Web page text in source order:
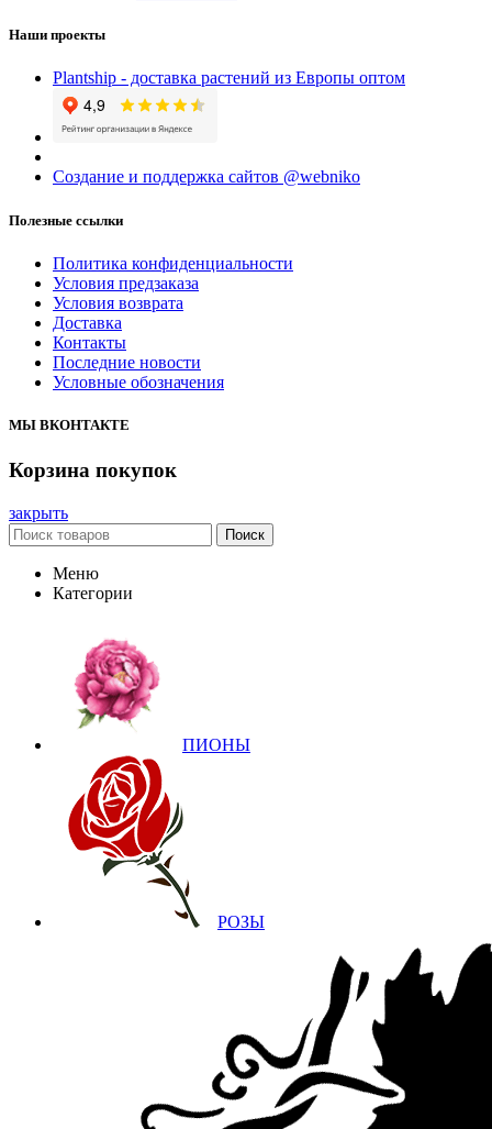
Наши проекты
Plantship - доставка растений из Европы оптом
Создание и поддержка сайтов @webniko
Полезные ссылки
Политика конфиденциальности
Условия предзаказа
Условия возврата
Доставка
Контакты
Последние новости
Условные обозначения
МЫ ВКОНТАКТЕ
Корзина покупок
закрыть
Поиск
Меню
Категории
ПИОНЫ
РОЗЫ